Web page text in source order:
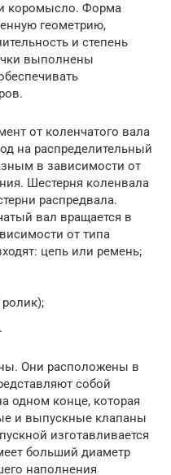
коромысло. Форма
геометрию,
и степень
выполнены
от коленчатого вала
на распределительный
в зависимости от
Шестерня коленвала
распредвала.
вал вращается в
от типа
цепь или ремень;
Они расположены в
собой
одном конце, которая
и выпускные клапаны
изготавливается
больший диаметр
наполнения